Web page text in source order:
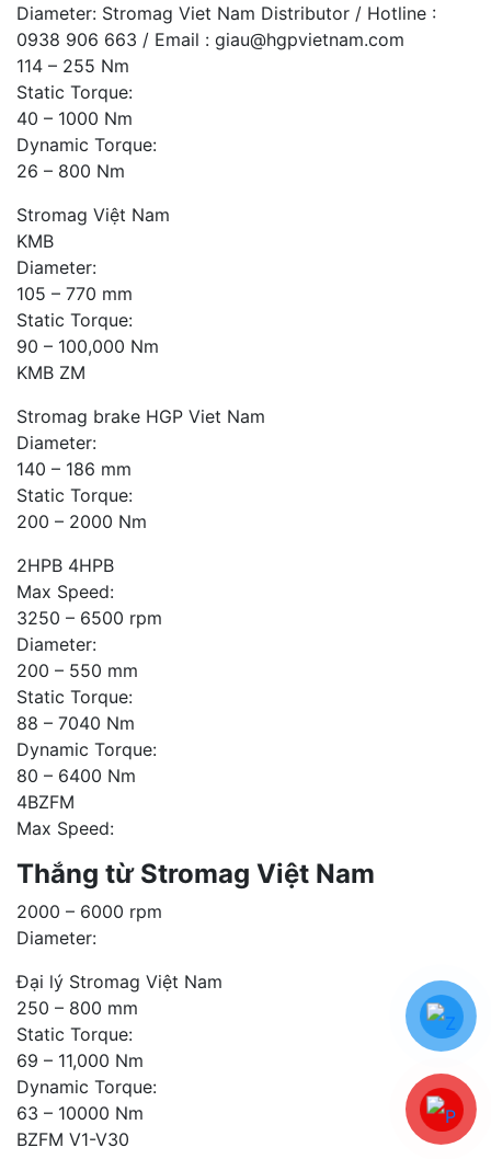
Diameter: Stromag Viet Nam Distributor / Hotline :
0938 906 663 / Email : giau@hgpvietnam.com
114 – 255 Nm
Static Torque:
40 – 1000 Nm
Dynamic Torque:
26 – 800 Nm
Stromag Việt Nam
KMB
Diameter:
105 – 770 mm
Static Torque:
90 – 100,000 Nm
KMB ZM
Stromag brake HGP Viet Nam
Diameter:
140 – 186 mm
Static Torque:
200 – 2000 Nm
2HPB 4HPB
Max Speed:
3250 – 6500 rpm
Diameter:
200 – 550 mm
Static Torque:
88 – 7040 Nm
Dynamic Torque:
80 – 6400 Nm
4BZFM
Max Speed:
Thắng từ Stromag Việt Nam
2000 – 6000 rpm
Diameter:
Đại lý Stromag Việt Nam
250 – 800 mm
Static Torque:
69 – 11,000 Nm
Dynamic Torque:
63 – 10000 Nm
BZFM V1-V30